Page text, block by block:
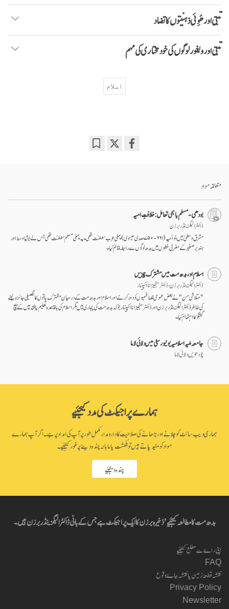
تبتی اور ھُوِئی ذہنیتوں کا تضاد
تبتی اور ویغور لوگوں کی خود مختاری کی مہم
اسلام
متعلقہ مواد
بودھی-مسلم باہمی تعامل: خلافتِ امیہ
ڈاکٹر الیگزینڈر برزن
مشرق وسطیٰ میں بنو اُمیِہ (۶۶۱-۷۵۰ صدی عیسوی) پہلی عرب سلطنت تھی۔ یہ پہلی مسلم سلطنت تھی جس نے ایشیا وسط اور
ہند بر صغیر کے مغربی خطوں میں بدھ لوگوں سے رابطہ قائم کیا۔
اسلام اور بدھ مت میں مشترک چیزیں
ڈاکٹر الیگزینڈر برزن ، ڈاکٹر سنجیزانا اکپینار
"متلاشی من" نے بعض عمومی غلط فہمیوں کو دور کرنے اور اسلام اور بدھ مت کے درمیان مشترک باتوں کا تفصیلی جائزہ لینے
کی خاطر ڈاکٹر الیگزینڈر برزن اور ڈاکٹر سنجیزانا اکپینار جو کہ بدھ مت کی پجاری ہیں مگر اسلام کی باقاعدہ تعلیم یافتہ ہیں کے بیچ
گفتگو کا اہتمام کیا۔
جامعہ ملیہ اسلامیہ یونیورسٹی میں دلائی لاما
چودھویں دلائی لاما
ہمارے پراجیکٹ کی مدد کیجئیے
ہماری ویب سائٹ کو چلانے اور بڑھانے کی صلاحیت کا دارومدار مکمل طور پر آپ کی امداد پر ہے۔ اگر آپ ہمارے
مواد کو مفید پاتے ہیں تو یکمشت یا ماہانہ چندہ دینے پر غور کیجئیے۔
چندہ دیجئیے
بدھ مت کا مطالعہ کیجئیے’ ذخیرہ برزن کا ایک پراجیکٹ ہے جس کے بانی ڈاکٹر الیگزینڈر برزن ہیں۔
اپنی راۓ سے مطلع کیجئیے
FAQ
نقشہ قطعۂ زمین یا نقشہ جاۓ وقوع
Privacy Policy
Newsletter